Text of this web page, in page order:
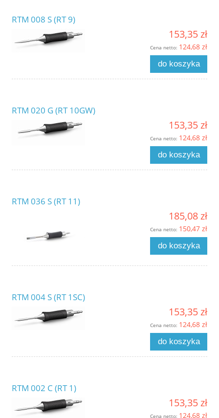
RTM 008 S (RT 9)
153,35 zł
Cena netto: 124,68 zł
do koszyka
RTM 020 G (RT 10GW)
153,35 zł
Cena netto: 124,68 zł
do koszyka
RTM 036 S (RT 11)
185,08 zł
Cena netto: 150,47 zł
do koszyka
RTM 004 S (RT 1SC)
153,35 zł
Cena netto: 124,68 zł
do koszyka
RTM 002 C (RT 1)
153,35 zł
Cena netto: 124,68 zł